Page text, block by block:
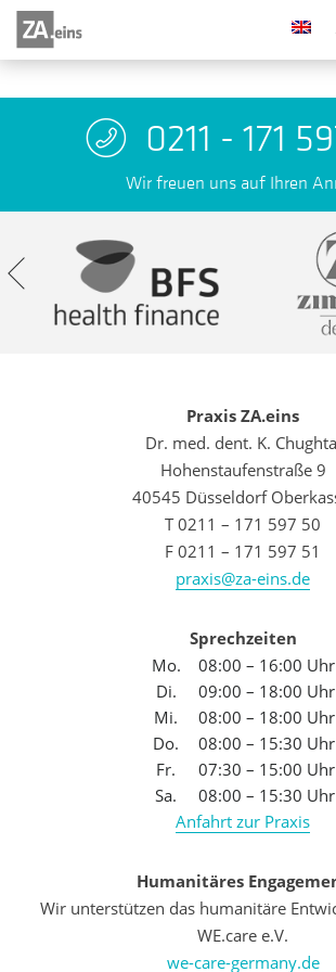
0211 - 171
Wir freuen uns auf Ihren
Praxis ZA.eins
Dr. med. dent. K.
Hohenstaufenstraße 9
40545 Düsseldorf
T 0211 – 171 597 50
F 0211 – 171 597 51
praxis@za-eins.de
Sprechzeiten
Mo.
08:00 – 16:00 Uhr
Di.
09:00 – 18:00 Uhr
Mi.
08:00 – 18:00 Uhr
Do.
08:00 – 15:30 Uhr
Fr.
07:30 – 15:00 Uhr
Sa.
08:00 – 15:30 Uhr
Anfahrt zur Praxis
Humanitäres
Wir unterstützen das humanitäre
WE.care e.V.
we-care-germany.de